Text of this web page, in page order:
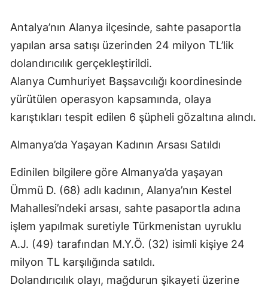
Antalya’nın Alanya ilçesinde, sahte pasaportla
yapılan arsa satışı üzerinden 24 milyon TL’lik
dolandırıcılık gerçekleştirildi.
Alanya Cumhuriyet Başsavcılığı koordinesinde
yürütülen operasyon kapsamında, olaya
karıştıkları tespit edilen 6 şüpheli gözaltına alındı.
Almanya’da Yaşayan Kadının Arsası Satıldı
Edinilen bilgilere göre Almanya’da yaşayan
Ümmü D. (68) adlı kadının, Alanya’nın Kestel
Mahallesi’ndeki arsası, sahte pasaportla adına
işlem yapılmak suretiyle Türkmenistan uyruklu
A.J. (49) tarafından M.Y.Ö. (32) isimli kişiye 24
milyon TL karşılığında satıldı.
Dolandırıcılık olayı, mağdurun şikayeti üzerine